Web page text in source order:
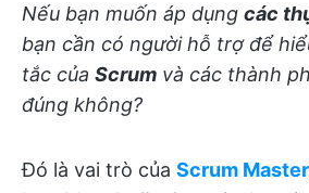
Nếu bạn muốn áp dụng các
bạn cần có người hỗ trợ để
tắc của Scrum và các thành
đúng không?
Đó là vai trò của Scrum Master